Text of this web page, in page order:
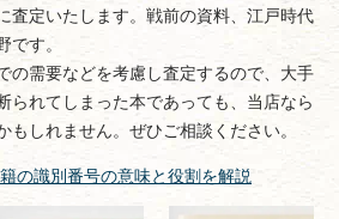
査定いたします。戦前の資料、江戸時代
す。
の需要などを考慮し査定するので、大手
られてしまった本であっても、当店なら
しれません。ぜひご相談ください。
の識別番号の意味と役割を解説